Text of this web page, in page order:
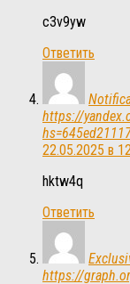
c3v9yw
Ответить
https://
22.05.2025 в
hktw4q
Ответить
https://